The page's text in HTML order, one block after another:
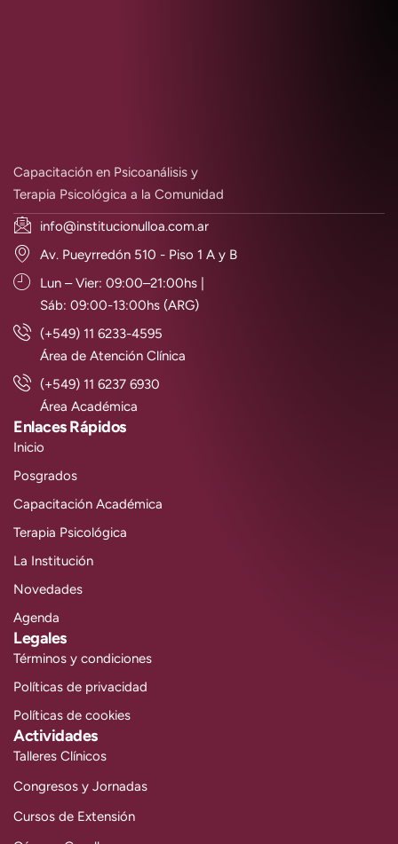
Capacitación en Psicoanálisis y
Terapia Psicológica a la Comunidad
info@institucionulloa.com.ar
Av. Pueyrredón 510 - Piso 1 A y B
Lun – Vier: 09:00–21:00hs |
Sáb: 09:00-13:00hs (ARG)
(+549) 11 6233-4595
Área de Atención Clínica
(+549) 11 6237 6930
Área Académica
Enlaces Rápidos
Inicio
Posgrados
Capacitación Académica
Terapia Psicológica
La Institución
Novedades
Agenda
Legales
Términos y condiciones
Políticas de privacidad
Políticas de cookies
Actividades
Talleres Clínicos
Congresos y Jornadas
Cursos de Extensión